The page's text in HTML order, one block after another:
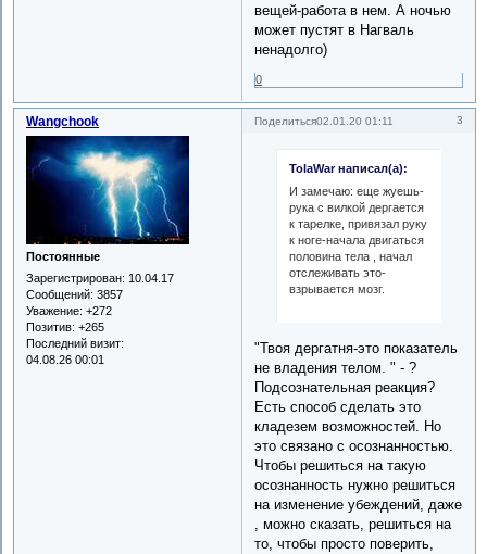
вещей-работа в нем. А ночью
может пустят в Нагваль
ненадолго)
0
Поделиться 3
02.01.20 01:11
Wangchook
Постоянные
Зарегистрирован: 10.04.17
Сообщений: 3857
Уважение: +272
Позитив: +265
Последний визит:
04.08.26 00:01
TolaWar написал(а):
И замечаю: еще жуешь-
рука с вилкой дергается
к тарелке, привязал руку
к ноге-начала двигаться
половина тела , начал
отслеживать это-
взрывается мозг.
"Твоя дергатня-это показатель
не владения телом. " - ?
Подсознательная реакция?
Есть способ сделать это
кладезем возможностей. Но
это связано с осознанностью.
Чтобы решиться на такую
осознанность нужно решиться
на изменение убеждений, даже
, можно сказать, решиться на
то, чтобы просто поверить,